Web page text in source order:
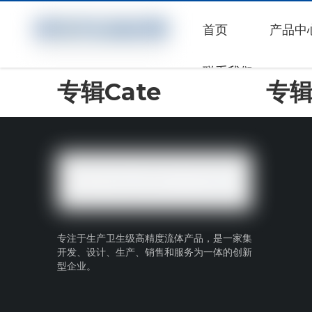
首页 产品中
联系我们
专辑Cate 专
专注于生产卫生级高精度流体产品，是一家集
开发、设计、生产、销售和服务为一体的创新
型企业。